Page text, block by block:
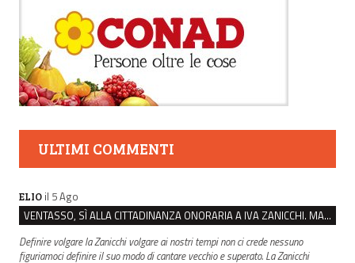
ULTIMI COMMENTI
ELIO il 5 Ago
VENTASSO, SÌ ALLA CITTADINANZA ONORARIA A IVA ZANICCHI. MA BARGIACCHI: “È DI PESSIMO GUSTO”
Definire volgare la Zanicchi volgare ai nostri tempi non ci crede nessuno
figuriamoci definire il suo modo di cantare vecchio e superato. La Zanicchi